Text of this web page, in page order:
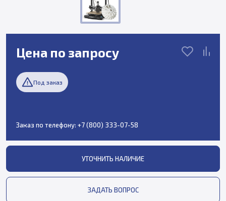
Цена по запросу
Под заказ
Заказ по телефону: +7 (800) 333-07-58
УТОЧНИТЬ НАЛИЧИЕ
ЗАДАТЬ ВОПРОС